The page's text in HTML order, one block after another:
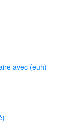
avec (euh)